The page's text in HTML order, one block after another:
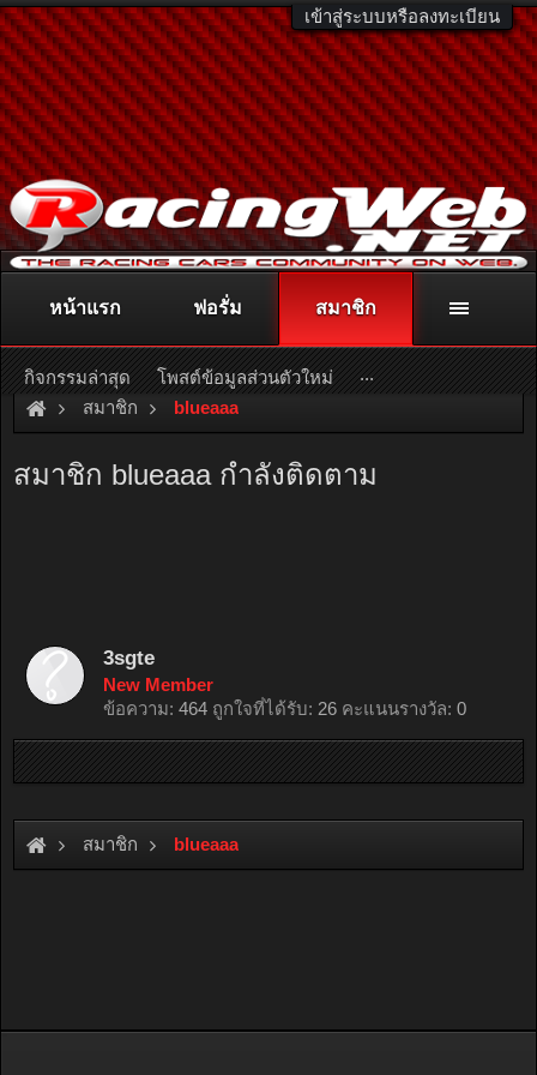
เข้าสู่ระบบหรือลงทะเบียน
ติดต่อลงโฆษณา racingweb@gmail.comหรือโทร. 081-811-1138
หรืออ่านรายละเอียดเพิ่มเติม คลิกที่นี่
สมาชิก blueaaa
สมาชิก blueaaa กำลังติดตาม
3sgte
New Member
ข้อความ: 464 ถูกใจที่ได้รับ: 26 คะแนนรางวัล: 0
สมาชิก blueaaa
หน้าแรก ฟอรั่ม สมาชิก
กิจกรรมล่าสุด โพสต์ข้อมูลส่วนตัวใหม่ ...